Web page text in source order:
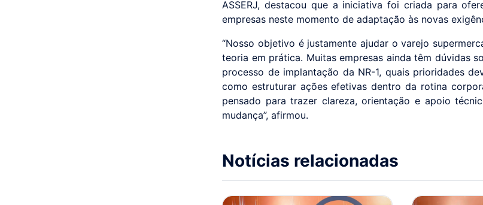
ASSERJ, destacou que a iniciativa foi criada para
empresas neste momento de adaptação às novas
“Nosso objetivo é justamente ajudar o varejo
teoria em prática. Muitas empresas ainda têm dúvidas
processo de implantação da NR-1, quais prioridades
como estruturar ações efetivas dentro da rotina
pensado para trazer clareza, orientação e apoio
mudança”, afirmou.
Notícias relacionadas